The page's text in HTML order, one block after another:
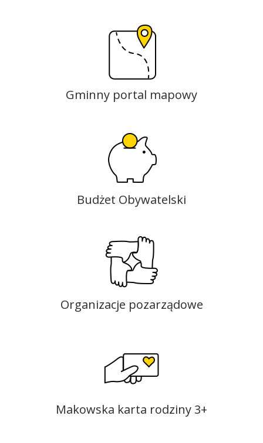
Gminny portal mapowy
Budżet Obywatelski
Organizacje pozarządowe
Makowska karta rodziny 3+